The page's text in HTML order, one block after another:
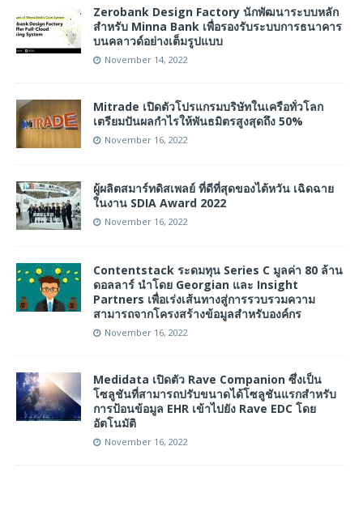
Zerobank Design Factory นักพัฒนาระบบหลัก
สำหรับ Minna Bank เพื่อรองรับระบบการธนาคาร
บนคลาวด์อย่างเต็มรูปแบบ
November 14, 2022
Mitrade เปิดตัวโปรแกรมบริษัทในเครือทั่วโลก
เตรียมปันผลกำไรให้พันธมิตรสูงสุดถึง 50%
November 16, 2022
ผู้ผลิตสมาร์ทดิสเพลย์ ที่ดีที่สุดของไต้หวัน เฉิดฉาย
ในงาน SDIA Award 2022
November 16, 2022
Contentstack ระดมทุน Series C มูลค่า 80 ล้าน
ดอลลาร์ นำโดย Georgian และ Insight
Partners เพื่อเร่งเส้นทางสู่การรวบรวมความ
สามารถจากโครงสร้างข้อมูลสำหรับองค์กร
November 16, 2022
Medidata เปิดตัว Rave Companion ซึ่งเป็น
โซลูชันที่สามารถปรับขนาดได้โซลูชันแรกสำหรับ
การป้อนข้อมูล EHR เข้าไปยัง Rave EDC โดย
อัตโนมัติ
November 16, 2022